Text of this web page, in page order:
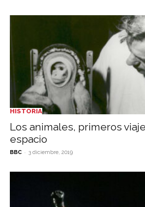
HISTORIA
Los animales, primeros
espacio
BBC - 3 diciembre, 2019